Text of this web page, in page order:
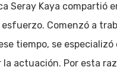
Seray Kaya compartió
Comenzó a
tiempo, se
la actuación. Por esta